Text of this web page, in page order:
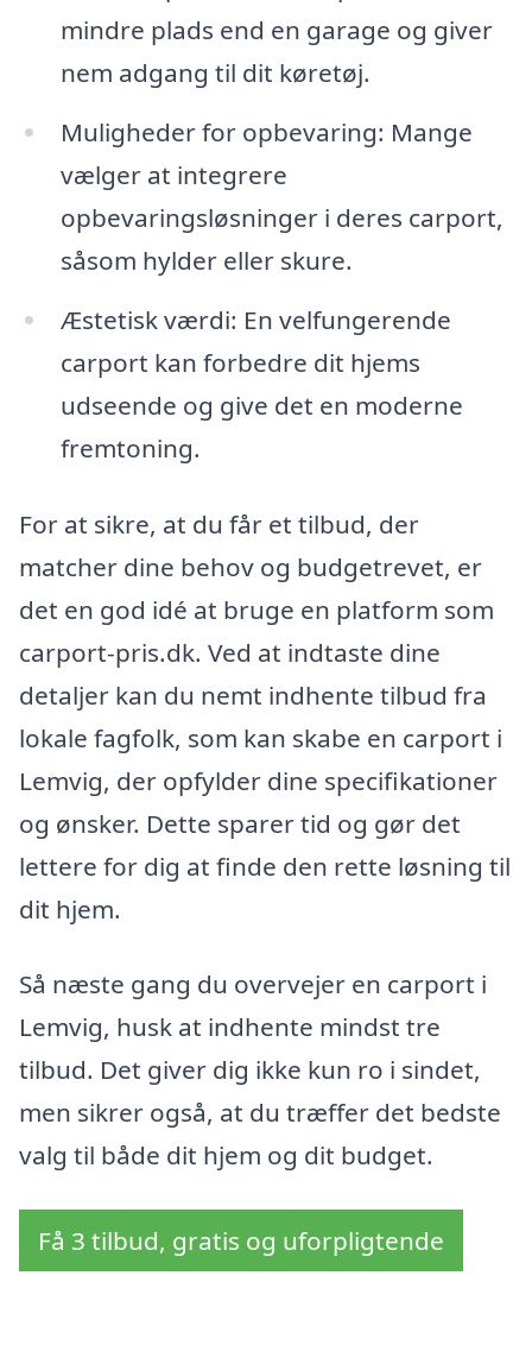
mindre plads end en garage og giver
nem adgang til dit køretøj.
Muligheder for opbevaring: Mange
vælger at integrere
opbevaringsløsninger i deres carport,
såsom hylder eller skure.
Æstetisk værdi: En velfungerende
carport kan forbedre dit hjems
udseende og give det en moderne
fremtoning.
For at sikre, at du får et tilbud, der
matcher dine behov og budgetrevet, er
det en god idé at bruge en platform som
carport-pris.dk. Ved at indtaste dine
detaljer kan du nemt indhente tilbud fra
lokale fagfolk, som kan skabe en carport i
Lemvig, der opfylder dine specifikationer
og ønsker. Dette sparer tid og gør det
lettere for dig at finde den rette løsning til
dit hjem.
Så næste gang du overvejer en carport i
Lemvig, husk at indhente mindst tre
tilbud. Det giver dig ikke kun ro i sindet,
men sikrer også, at du træffer det bedste
valg til både dit hjem og dit budget.
Få 3 tilbud, gratis og uforpligtende